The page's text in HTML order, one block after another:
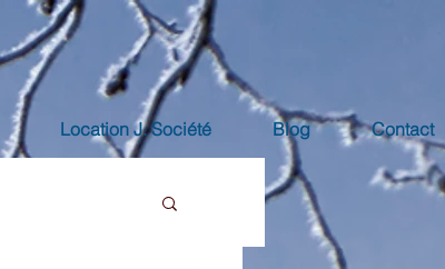
Location J. Société Blog Contact